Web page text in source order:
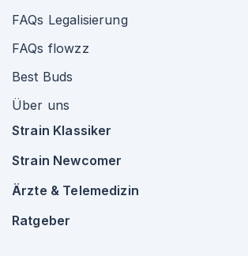
FAQs Legalisierung
FAQs flowzz
Best Buds
Über uns
Strain Klassiker
Strain Newcomer
Ärzte & Telemedizin
Ratgeber